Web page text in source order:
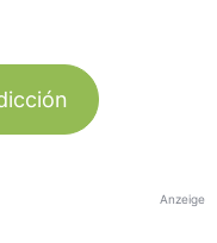
Anzeige